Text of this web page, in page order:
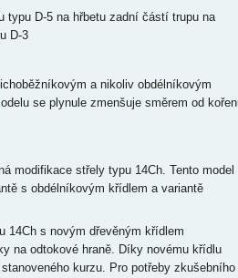
typu D-5 na hřbetu zadní částí trupu na
D-3
a nikoliv obdélníkovým
se plynule zmenšuje směrem od
modifikace střely typu 14Ch. Tento model
s obdélníkovým křídlem a variantě
14Ch s novým dřevěným křídlem
na odtokové hraně. Díky novému křídlu
kurzu. Pro potřeby zkušebního